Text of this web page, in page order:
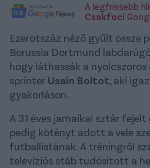
A legfrissebb
Csakfoci
Ezerötszáz néző gyűlt össze
Borussia Dortmund
hogy láthassák a
sprinter Usain Boltot, aki
gyakorláson.
A 31 éves jamaikai sztár
pedig kötényt adott a vele
futballistának. A tréningről
televíziós stáb tudósított a